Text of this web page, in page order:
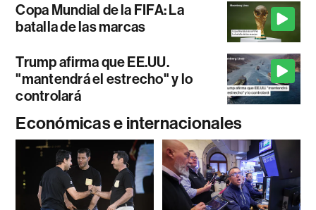
Copa Mundial de la FIFA: La
batalla de las marcas
Trump afirma que EE.UU.
"mantendrá el estrecho" y lo
controlará
Económicas e internacionales